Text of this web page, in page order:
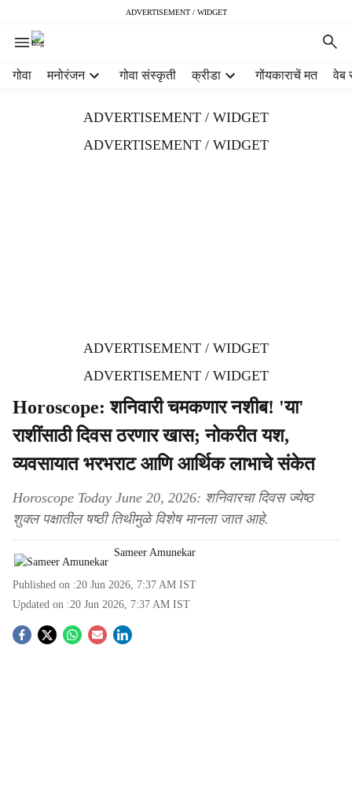
ADVERTISEMENT / WIDGET
गोवा मनोरंजन गोवा संस्कृती क्रीडा गोंयकाराचें मत वेब
ADVERTISEMENT / WIDGET
ADVERTISEMENT / WIDGET
ADVERTISEMENT / WIDGET
ADVERTISEMENT / WIDGET
Horoscope: शनिवारी चमकणार नशीब! 'या'
राशींसाठी दिवस ठरणार खास; नोकरीत यश,
व्यवसायात भरभराट आणि आर्थिक लाभाचे संकेत
Horoscope Today June 20, 2026: शनिवारचा दिवस ज्येष्ठ
शुक्ल पक्षातील षष्ठी तिथीमुळे विशेष मानला जात आहे.
Sameer Amunekar
Published on :20 Jun 2026, 7:37 AM IST
Updated on :20 Jun 2026, 7:37 AM IST
S